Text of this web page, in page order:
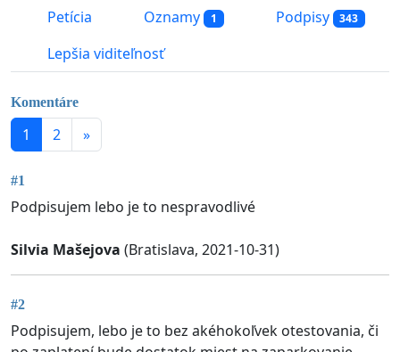
Petícia Oznamy 1 Podpisy 343
Lepšia viditeľnosť
Komentáre
1 2 »
#1
Podpisujem lebo je to nespravodlivé
Silvia Mašejova (Bratislava, 2021-10-31)
#2
Podpisujem, lebo je to bez akéhokoľvek otestovania, či